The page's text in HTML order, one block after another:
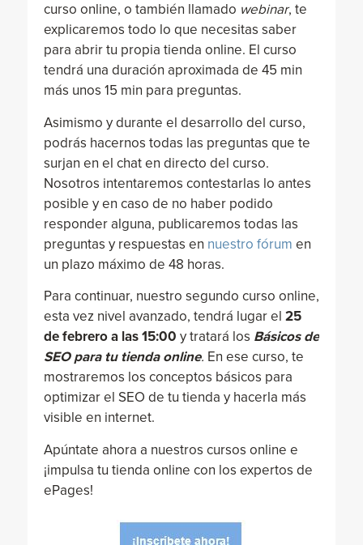
curso online, o también llamado webinar, te
explicaremos todo lo que necesitas saber
para abrir tu propia tienda online. El curso
tendrá una duración aproximada de 45 min
más unos 15 min para preguntas.
Asimismo y durante el desarrollo del curso,
podrás hacernos todas las preguntas que te
surjan en el chat en directo del curso.
Nosotros intentaremos contestarlas lo antes
posible y en caso de no haber podido
responder alguna, publicaremos todas las
preguntas y respuestas en nuestro fórum en
un plazo máximo de 48 horas.
Para continuar, nuestro segundo curso online,
esta vez nivel avanzado, tendrá lugar el 25
de febrero a las 15:00 y tratará los Básicos de
SEO para tu tienda online. En ese curso, te
mostraremos los conceptos básicos para
optimizar el SEO de tu tienda y hacerla más
visible en internet.
Apúntate ahora a nuestros cursos online e
¡impulsa tu tienda online con los expertos de
ePages!